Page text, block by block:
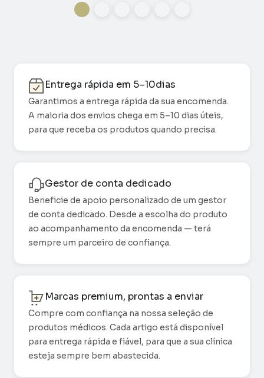
Entrega rápida em 5–10dias
Garantimos a entrega rápida da sua encomenda.
A maioria dos envios chega em 5–10 dias úteis,
para que receba os produtos quando precisa.
Gestor de conta dedicado
Beneficie de apoio personalizado de um gestor
de conta dedicado. Desde a escolha do produto
ao acompanhamento da encomenda — terá
sempre um parceiro de confiança.
Marcas premium, prontas a enviar
Compre com confiança na nossa seleção de
produtos médicos. Cada artigo está disponível
para entrega rápida e fiável, para que a sua clínica
esteja sempre bem abastecida.